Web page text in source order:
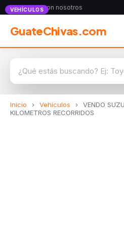
Anunciate con nosotros
GuateChivas.com
Inicio › Vehículos ›
VENDO
KILOMETROS RECORRIDOS
VEHÍCULOS